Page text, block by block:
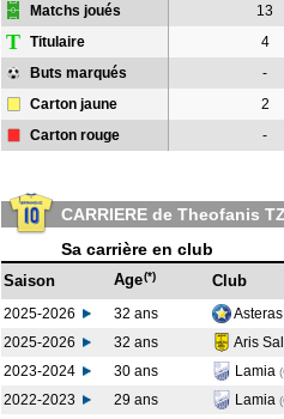
Matchs joués 13
T Titulaire 4
Buts marqués -
Carton jaune 2
Carton rouge -
CARRIERE de Theofanis
Sa carrière en club
Saison Age(*) Club
2025-2026 32 ans
2025-2026
32 ans Aris
2023-2024
30 ans Lamia
2022-2023
29 ans Lamia